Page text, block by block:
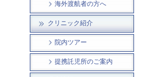
海外渡航者の方へ
クリニック紹介
院内ツアー
提携託児所のご案内